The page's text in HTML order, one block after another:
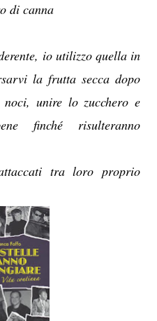
di canna
io utilizzo quella in
la frutta secca dopo
unire lo zucchero e
finché risulteranno
tra loro proprio